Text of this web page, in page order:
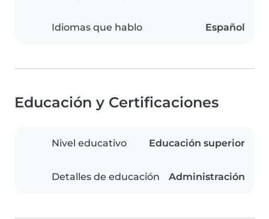
Idiomas que hablo Español
Educación y Certificaciones
Nivel educativo Educación superior
Detalles de educación Administración